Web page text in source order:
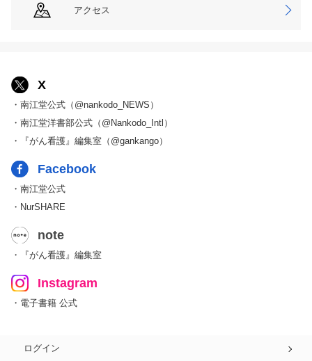
アクセス
X
・南江堂公式（@nankodo_NEWS）
・南江堂洋書部公式（@Nankodo_Intl）
・『がん看護』編集室（@gankango）
Facebook
・南江堂公式
・NurSHARE
note
・『がん看護』編集室
Instagram
・電子書籍 公式
ログイン